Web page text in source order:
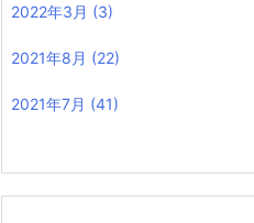
2022年3月 (3)
2021年8月 (22)
2021年7月 (41)